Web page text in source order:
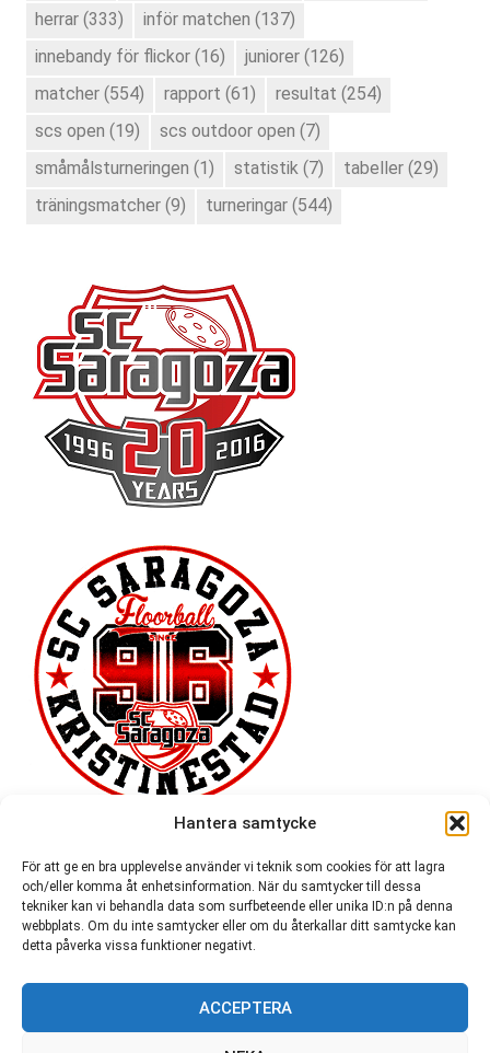
Hantera samtycke
För att ge en bra upplevelse använder vi teknik som cookies för att lagra
och/eller komma åt enhetsinformation. När du samtycker till dessa
tekniker kan vi behandla data som surfbeteende eller unika ID:n på denna
webbplats. Om du inte samtycker eller om du återkallar ditt samtycke kan
detta påverka vissa funktioner negativt.
ACCEPTERA
herrar (333) inför matchen (137)
innebandy för flickor (16) juniorer (126)
matcher (554) rapport (61) resultat (254)
scs open (19) scs outdoor open (7)
småmålsturneringen (1) statistik (7) tabeller (29)
träningsmatcher (9) turneringar (544)